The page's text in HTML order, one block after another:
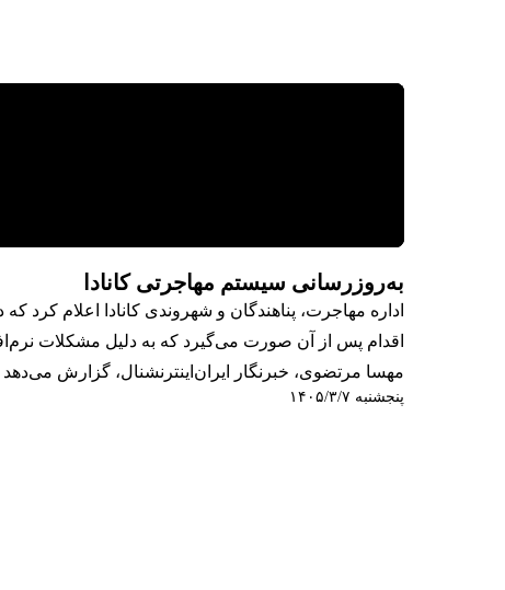
به‌روزرسانی سیستم مهاجرتی کانادا
اداره مهاجرت، پناهندگان و شهروندی کانادا اعلام
اقدام پس از آن صورت می‌گیرد که به دلیل مشکلات
مهسا مرتضوی، خبرنگار ایران‌اینترنشنال، گزارش می‌دهد
پنجشنبه ۱۴۰۵/۳/۷